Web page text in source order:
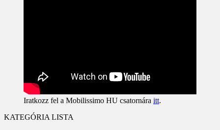
Iratkozz fel a Mobilissimo HU csatornára itt.
KATEGÓRIA LISTA